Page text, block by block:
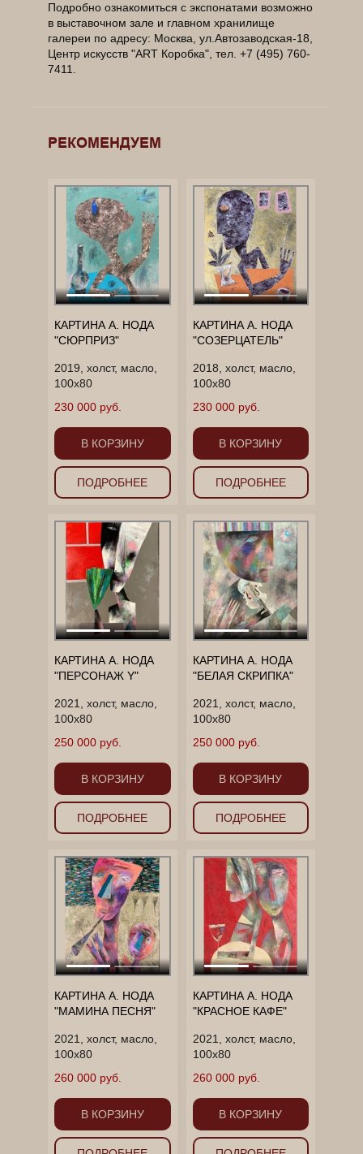
Подробно ознакомиться с экспонатами возможно
в выставочном зале и главном хранилище
галереи по адресу: Москва, ул.Автозаводская-18,
Центр искусств "ART Коробка", тел. +7 (495) 760-
7411.
____________
РЕКОМЕНДУЕМ
КАРТИНА А. НОДА
"СЮРПРИЗ"
2019, холст, масло,
100х80
230 000 руб.
В КОРЗИНУ
ПОДРОБНЕЕ
КАРТИНА А. НОДА
"СОЗЕРЦАТЕЛЬ"
2018, холст, масло,
100х80
230 000 руб.
В КОРЗИНУ
ПОДРОБНЕЕ
КАРТИНА А. НОДА
"ПЕРСОНАЖ Y"
2021, холст, масло,
100х80
250 000 руб.
В КОРЗИНУ
ПОДРОБНЕЕ
КАРТИНА А. НОДА
"БЕЛАЯ СКРИПКА"
2021, холст, масло,
100х80
250 000 руб.
В КОРЗИНУ
ПОДРОБНЕЕ
КАРТИНА А. НОДА
"МАМИНА ПЕСНЯ"
2021, холст, масло,
100х80
260 000 руб.
В КОРЗИНУ
КАРТИНА А. НОДА
"КРАСНОЕ КАФЕ"
2021, холст, масло,
100х80
260 000 руб.
В КОРЗИНУ